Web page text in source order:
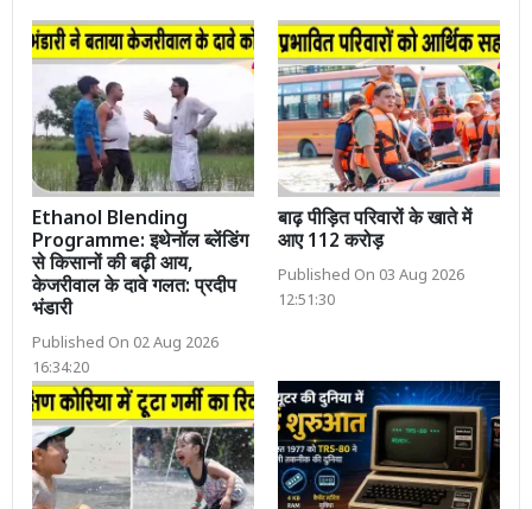
Ethanol Blending
Programme: इथेनॉल ब्लेंडिंग
से किसानों की बढ़ी आय,
केजरीवाल के दावे गलत: प्रदीप
भंडारी
Published On 02 Aug 2026
16:34:20
बाढ़ पीड़ित परिवारों के खाते में
आए 112 करोड़
Published On 03 Aug 2026
12:51:30